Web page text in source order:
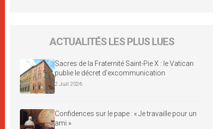
ACTUALITÉS LES PLUS LUES
Sacres de la Fraternité Saint-Pie X : le Vatican
publie le décret d’excommunication
2 Juil 2026
Confidences sur le pape : « Je travaille pour un
ami »